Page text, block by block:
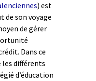
) est
de son voyage
de gérer
Dans ce
les différents
d’éducation